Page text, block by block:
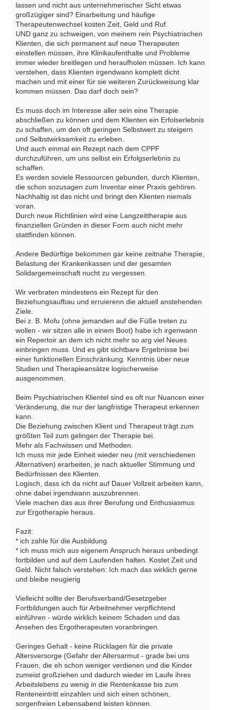
lassen und nicht aus unternehmerischer Sicht etwas
großzügiger sind? Einarbeitung und häufige
Therapeutenwechsel kosten Zeit, Geld und Ruf.
UND ganz zu schweigen, von meinem rein Psychiatrischen
Klienten, die sich permanent auf neue Therapeuten
einstellen müssen, ihre Klinikaufenthalte und Probleme
immer wieder breitlegen und heraufholen müssen. Ich kann
verstehen, dass Klienten irgendwann komplett dicht
machen und mit einer für sie weiteren Zurückweisung klar
kommen müssen. Das darf doch sein?
Es muss doch im Interesse aller sein eine Therapie
abschließen zu können und dem Klienten ein Erfolserlebnis
zu schaffen, um den oft geringen Selbstwert zu steigern
und Selbstwirksamkeit zu erleben.
Und auch einmal ein Rezept nach dem CPPF
durchzuführen, um uns selbst ein Erfolgserlebnis zu
schaffen.
Es werden soviele Ressourcen gebunden, durch Klienten,
die schon sozusagen zum Inventar einer Praxis gehören.
Nachhaltig ist das nicht und bringt den Klienten niemals
voran.
Durch neue Richtlinien wird eine Langzeittherapie aus
finanziellen Gründen in dieser Form auch nicht mehr
stattfinden können.
Andere Bedürftige bekommen gar keine zeitnahe Therapie,
Belastung der Krankenkassen und der gesamten
Solidargemeinschaft nucht zu vergessen.
Wir verbraten mindestens ein Rezept für den
Beziehungsaufbau und erruierenn die aktuell anstehenden
Ziele.
Bei z. B. Mofu (ohne jemanden auf die Füße treten zu
wollen - wir sitzen alle in einem Boot) habe ich irgenwann
ein Repertoir an dem ich nicht mehr so arg viel Neues
einbringen muss. Und es gibt sichtbare Ergebnisse bei
einer funktionellen Einschränkung. Kenntnis über neue
Studien und Therapieansätze logischerweise
ausgenommen.
Beim Psychiatrischen Klientel sind es oft nur Nuancen einer
Veränderung, die nur der langfristige Therapeut erkennen
kann.
Die Beziehung zwischen Klient und Therapeut trägt zum
größten Teil zum gelingen der Therapie bei.
Mehr als Fachwissen und Methoden.
Ich muss mir jede Einheit wieder neu (mit verschiedenen
Alternativen) erarbeiten, je nach aktueller Stimmung und
Bedürfnissen des Klienten.
Logisch, dass ich da nicht auf Dauer Vollzeit arbeiten kann,
ohne dabei irgendwann auszubrennen.
Viele machen das aus ihrer Berufung und Enthusiasmus
zur Ergotherapie heraus.
Fazit:
* ich zahle für die Ausbildung
* ich muss mich aus eigenem Anspruch heraus unbedingt
fortbilden und auf dem Laufenden halten. Kostet Zeit und
Geld. Nicht falsch verstehen: Ich mach das wirklich gerne
und bleibe neugierig
Vielleicht sollte der Berufsverband/Gesetzgeber
Fortbildungen auch für Arbeitnehmer verpflichtend
einführen - würde wirklich keinem Schaden und das
Ansehen des Ergotherapeuten voranbringen.
Geringes Gehalt - keine Rücklagen für die private
Altersversorge (Gefahr der Altersarmut - grade bei uns
Frauen, die eh schon weniger verdienen und die Kinder
zumeist großziehen und dadurch wieder im Laufe ihres
Arbeitslebens zu wenig in die Rentenkasse bis zum
Renteneintritt einzahlen und sich einen schönen,
sorgenfreien Lebensabend leisten können.